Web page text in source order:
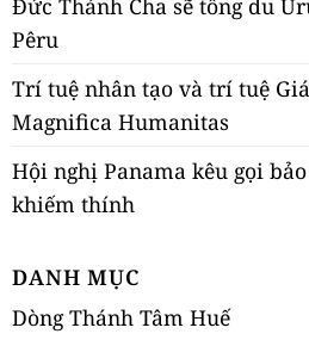
Đức Thánh Cha sẽ tông du
Pêru
Trí tuệ nhân tạo và trí tuệ
Magnifica Humanitas
Hội nghị Panama kêu gọi
khiếm thính
DANH MỤC
Dòng Thánh Tâm Huế